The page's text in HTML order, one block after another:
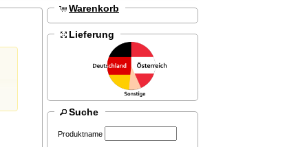
Warenkorb
Lieferung
Suche
Produktname